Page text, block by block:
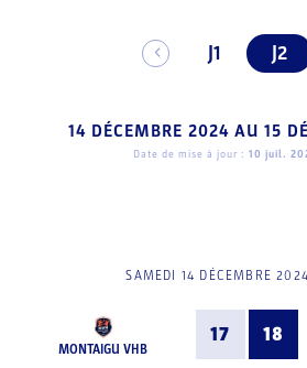
J1 J2
14 DÉCEMBRE 2024 AU 15
Date de mise à jour : 10 juil.
SAMEDI 14 DÉCEMBRE
MONTAIGU VHB
17 18